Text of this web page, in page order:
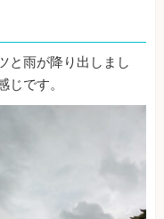
と雨が降り出しまし
です。